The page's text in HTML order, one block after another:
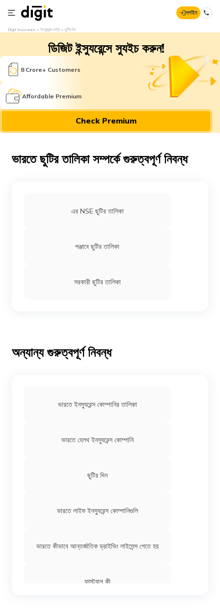
লগইন
Digit Insurance ইনস্যুরেন্স গাইড ছুটির দিন
ডিজিট ইন্স্যুরেন্সে স্যুইচ করুন!
8 Crore+ Customers
Affordable Premium
Check Premium
ভারতে ছুটির তালিকা সম্পর্কে গুরুত্বপূর্ণ নিবন্ধ
এর NSE ছুটির তালিকা
পঞ্জাবে ছুটির তালিকা
সরকারী ছুটির তালিকা
অন্যান্য গুরুত্বপূর্ণ নিবন্ধ
ভারতে ইনস্যুরেন্স কোম্পানির তালিকা
ভারতে হেলথ ইনস্যুরেন্স কোম্পানি
ছুটির দিন
ভারতে লাইফ ইনস্যুরেন্স কোম্পানিগুলি
ভারতে কীভাবে আন্তর্জাতিক ড্রাইভিং লাইসেন্স পেতে হয়
ফাস্ট্যাগ কী